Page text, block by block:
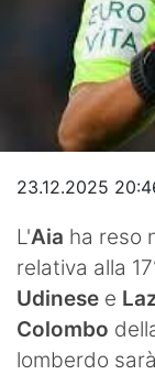
Lazio
Calciomercato
Video
23.12.2025
L'Aia ha reso
relativa alla
Udinese e
Colombo
lomberdo